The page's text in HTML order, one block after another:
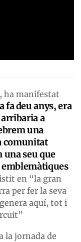
ha manifestat
fa deu anys, era
a
una
comunitat
seu que
emblemàtiques
en “la gran
per fer la seva
aquí, tot i
la jornada de